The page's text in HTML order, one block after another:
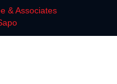
& Associates